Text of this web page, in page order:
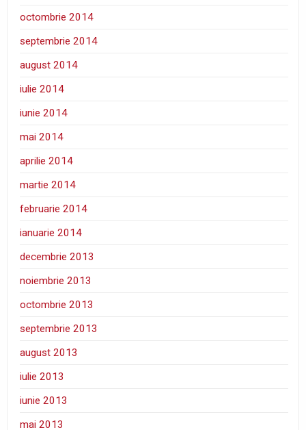
octombrie 2014
septembrie 2014
august 2014
iulie 2014
iunie 2014
mai 2014
aprilie 2014
martie 2014
februarie 2014
ianuarie 2014
decembrie 2013
noiembrie 2013
octombrie 2013
septembrie 2013
august 2013
iulie 2013
iunie 2013
mai 2013